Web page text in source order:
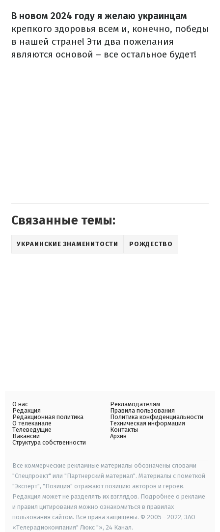
В новом 2024 году я желаю украинцам
крепкого здоровья всем и, конечно, победы
в нашей стране! Эти два пожелания
являются основой – все остальное будет!
Связанные темы:
УКРАИНСКИЕ ЗНАМЕНИТОСТИ РОЖДЕСТВО
О нас
Редакция
Редакционная политика
О телеканале
Телеведущие
Вакансии
Структура собственности
Рекламодателям
Правила пользования
Политика конфиденциальности
Техническая информация
Контакты
Архив
Все коммерческие рекламные материалы обозначены словами
"Спецпроект" или "Партнерский материал". Материалы с пометкой
"Эксперт", "Позиция" отражают позицию авторов и героев.
Редакция может не разделять их взглядов. Подробнее о рекламе
и правил цитирования можно ознакомиться в правилах
пользования сайтом. Все права защищены. © 2005—2022, ЗАО
«Телерадиокомпания" Люкс "», 24 Канал.